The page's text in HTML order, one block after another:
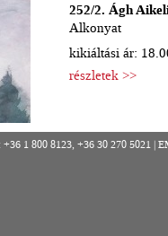
252/2. Ágh
Alkonyat
kikiáltási ár:
részletek >>
1 800 8123, +36 30 270 5021